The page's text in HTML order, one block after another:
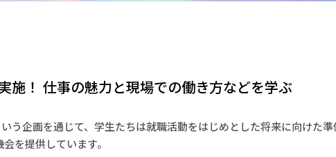
施！ 仕事の魅力と現場での働き方などを学ぶ
う企画を通じて、学生たちは就職活動をはじめとした将来に向けた
を提供しています。